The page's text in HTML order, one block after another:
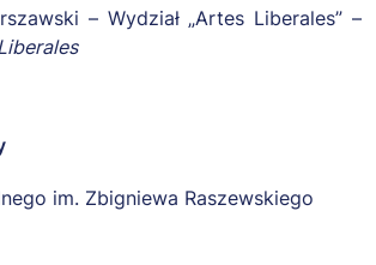
– Wydział „Artes Liberales” –
im. Zbigniewa Raszewskiego